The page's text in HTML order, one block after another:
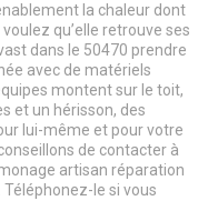
la chaleur dont
qu’elle retrouve ses
dans le 50470 prendre
avec de matériels
montent sur le toit,
et un hérisson, des
lui-même et pour votre
de contacter à
artisan réparation
le si vous